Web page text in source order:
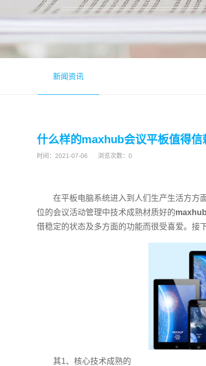
新闻资讯
什么样的maxhub会议平板值得信
时间： 2021-07-06 浏览次数： 0
在平板电脑系统进入到人们生产生活方方
位的会议活动管理中技术成熟材质好的
借稳定的状态及多方面的功能而很受喜爱。接
其1、核心技术成熟的